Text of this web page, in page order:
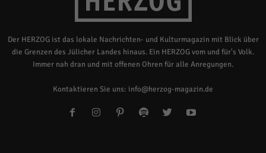
Der HERZOG ist das lokale Nachrichten- und Kulturmagazin mit Blick über
die Grenzen des Jülicher Landes hinaus. Ein HERZOG vom und für's Volk.
Immer nah dran und mit offenen Ohren für alle Anregungen.
Kontaktieren Sie uns: info@herzog-magazin.de